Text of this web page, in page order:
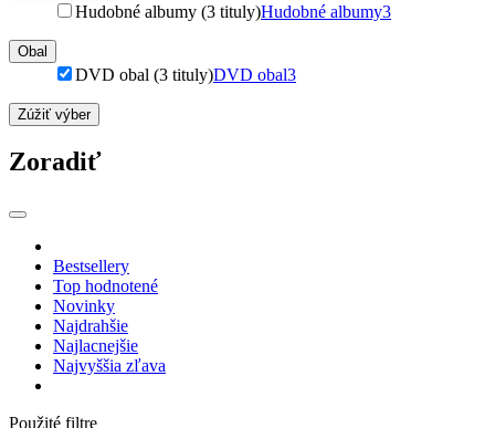
Hudobné albumy (3 tituly)Hudobné albumy3
Obal
DVD obal (3 tituly)DVD obal3
Zúžiť výber
Zoradiť
Bestsellery
Top hodnotené
Novinky
Najdrahšie
Najlacnejšie
Najvyššia zľava
Použité filtre